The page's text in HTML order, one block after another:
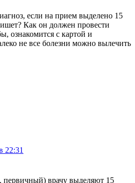
если на прием выделено 15
Как он должен провести
ознакомится с картой и
не все болезни можно вылечить
22:31
первичный) врачу выделяют 15